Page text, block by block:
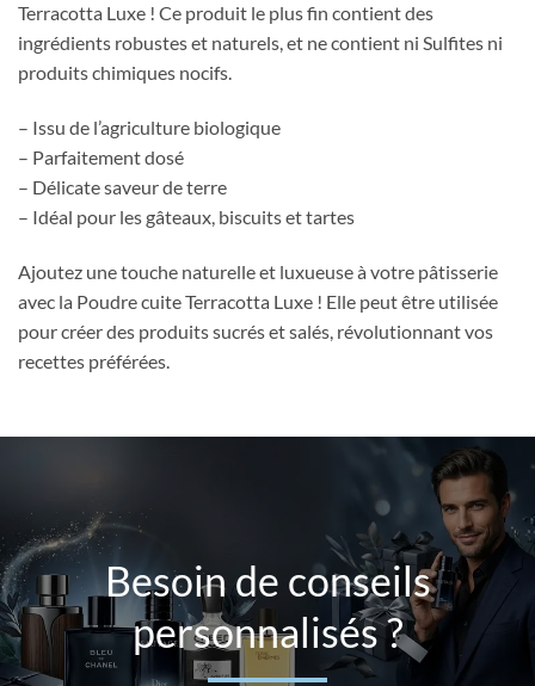
Terracotta Luxe ! Ce produit le plus fin contient des
ingrédients robustes et naturels, et ne contient ni Sulfites ni
produits chimiques nocifs.
– Issu de l’agriculture biologique
– Parfaitement dosé
– Délicate saveur de terre
– Idéal pour les gâteaux, biscuits et tartes
Ajoutez une touche naturelle et luxueuse à votre pâtisserie
avec la Poudre cuite Terracotta Luxe ! Elle peut être utilisée
pour créer des produits sucrés et salés, révolutionnant vos
recettes préférées.
Besoin de conseils
personnalisés ?